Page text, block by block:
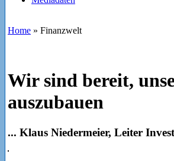
Home » Finanzwelt
Wir sind bereit,
auszubauen
... Klaus Niedermeier, Leiter